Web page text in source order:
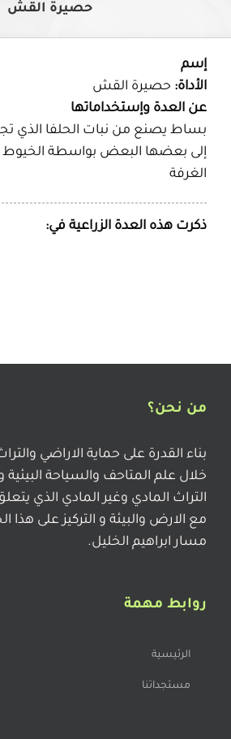
حصيرة القش
إسم
الأداة: حصيرة القش
عن العدة وإستخداماتها
بساط يصنع من نبات الحلفا الذي
إلى بعضها البعض بواسطة الخيوط
الغرفة
ذكرت هذه العدة الزراعية في:
من نحن؟
بناء القدرة على حماية الاراضي
خلال علم المتاحف والسياحة البيئية
التراث المادي وغير المادي الذي
مع الارض والبيئة و التركيز على
مسار ابراهيم الخليل.
روابط مهمة
الرئيسية
مستجداتنا